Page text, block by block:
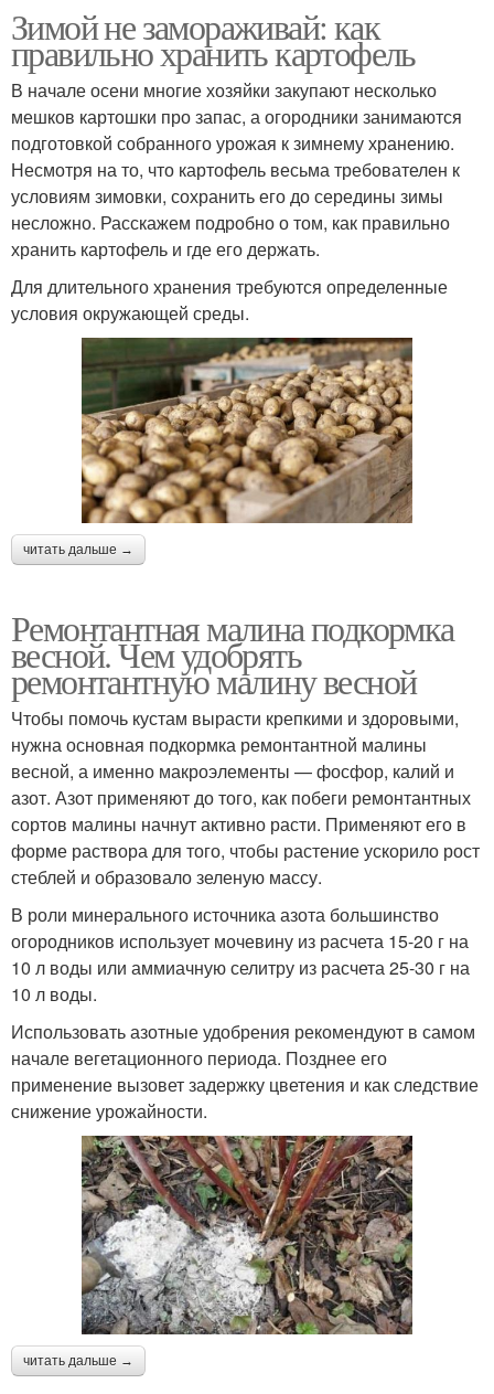
Зимой не замораживай: как
правильно хранить картофель
В начале осени многие хозяйки закупают несколько
мешков картошки про запас, а огородники занимаются
подготовкой собранного урожая к зимнему хранению.
Несмотря на то, что картофель весьма требователен к
условиям зимовки, сохранить его до середины зимы
несложно. Расскажем подробно о том, как правильно
хранить картофель и где его держать.
Для длительного хранения требуются определенные
условия окружающей среды.
читать дальше →
Ремонтантная малина подкормка
весной. Чем удобрять
ремонтантную малину весной
Чтобы помочь кустам вырасти крепкими и здоровыми,
нужна основная подкормка ремонтантной малины
весной, а именно макроэлементы — фосфор, калий и
азот. Азот применяют до того, как побеги ремонтантных
сортов малины начнут активно расти. Применяют его в
форме раствора для того, чтобы растение ускорило рост
стеблей и образовало зеленую массу.
В роли минерального источника азота большинство
огородников использует мочевину из расчета 15-20 г на
10 л воды или аммиачную селитру из расчета 25-30 г на
10 л воды.
Использовать азотные удобрения рекомендуют в самом
начале вегетационного периода. Позднее его
применение вызовет задержку цветения и как следствие
снижение урожайности.
читать дальше →